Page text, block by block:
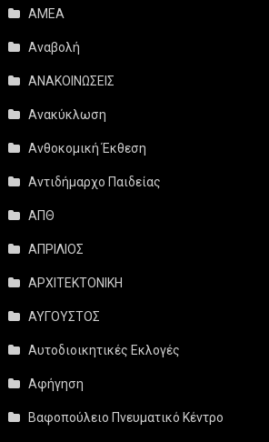
ΑΜΕΑ
Αναβολή
ΑΝΑΚΟΙΝΩΣΕΙΣ
Ανακύκλωση
Ανθοκομική Έκθεση
Αντιδήμαρχο Παιδείας
ΑΠΘ
ΑΠΡΙΛΙΟΣ
ΑΡΧΙΤΕΚΤΟΝΙΚΗ
ΑΥΓΟΥΣΤΟΣ
Αυτοδιοικητικές Εκλογές
Αφήγηση
Βαφοπούλειο Πνευματικό Κέντρο